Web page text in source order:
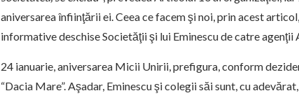
aniversarea înfiinţării ei. Ceea ce facem şi noi, prin acest
informative deschise Societăţii şi lui Eminescu de catre
24 ianuarie, aniversarea Micii Unirii, prefigura, conform
“Dacia Mare”. Aşadar, Eminescu şi colegii săi sunt, cu